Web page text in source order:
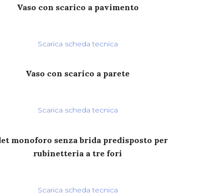
Vaso con scarico a pavimento
Scarica scheda tecnica
Vaso con scarico a parete
Scarica scheda tecnica
monoforo senza brida predisposto per
rubinetteria a tre fori
Scarica scheda tecnica